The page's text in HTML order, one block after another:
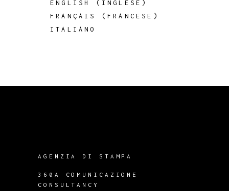
ENGLISH
( INGLESE )
FRANÇAIS
(FRANCESE )
ITALIANO
AGENZIA DI STAMPA
360A COMUNICAZIONE
CONSULTANCY